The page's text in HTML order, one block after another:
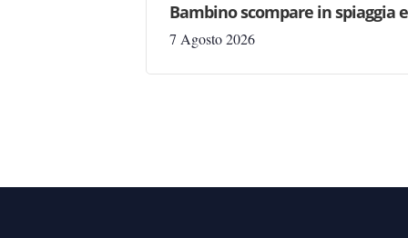
Bambino scompare in spiaggia
7 Agosto 2026